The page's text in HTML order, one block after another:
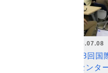
2026.07.08
第18回
ンセンタ